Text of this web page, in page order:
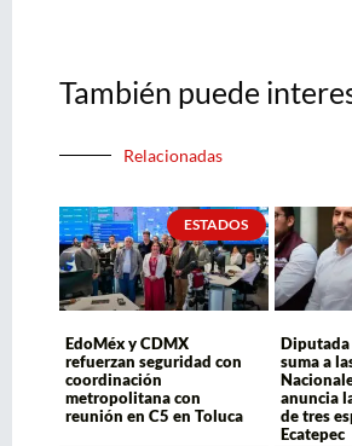
También puede
Relacionadas
ESTADOS
EdoMéx y CDMX
refuerzan seguridad con
coordinación
metropolitana con
reunión en C5 en Toluca
Diputada
suma a
anuncia
de tres
Ecatepec